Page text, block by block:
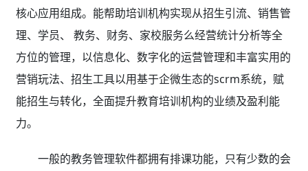
核心应用组成。能帮助培训机构实现从招生引流、销售管
理、学员、 教务、财务、家校服务么经营统计分析等全
方位的管理，以信息化、数字化的运营管理和丰富实用的
营销玩法、招生工具以用基于企微生态的scrm系统，赋
能招生与转化，全面提升教育培训机构的业绩及盈利能
力。
一般的教务管理软件都拥有排课功能，只有少数的会